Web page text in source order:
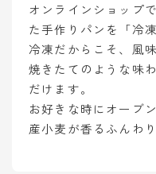
オンラインショップ
た手作りパンを「冷
冷凍だからこそ、風
焼きたてのような味
だけます。
お好きな時にオーブ
産小麦が香るふんわ